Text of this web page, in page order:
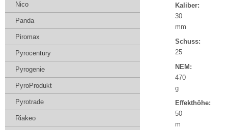
Kaliber:
30
mm
Schuss:
25
NEM:
470
g
Effekthöhe:
50
m
Nico
Panda
Piromax
Pyrocentury
Pyrogenie
PyroProdukt
Pyrotrade
Riakeo